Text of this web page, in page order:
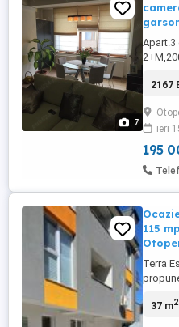
7
Apart.3
cu
AC,apa
2167
ieri
195
115
Terra
37 m2